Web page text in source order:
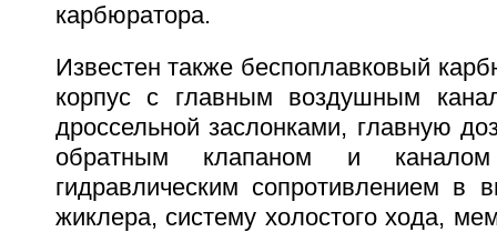
карбюратора.
Известен также беспоплавковый
корпус с главным воздушным
дроссельной заслонками, главную
обратным клапаном и
гидравлическим сопротивлением в
жиклера, систему холостого хода,